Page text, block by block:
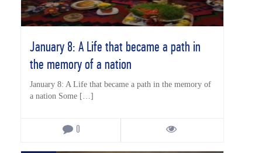
January 8: A Life that became a path in
the memory of a nation
January 8: A Life that became a path in the memory of
a nation Some […]
0